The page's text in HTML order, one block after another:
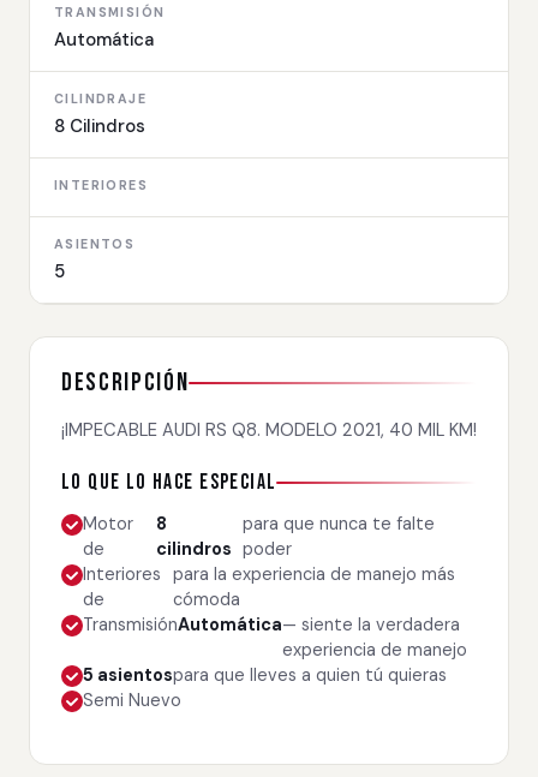
TRANSMISIÓN
Automática
CILINDRAJE
8 Cilindros
INTERIORES
ASIENTOS
5
Descripción
¡IMPECABLE AUDI RS Q8. MODELO 2021, 40 MIL KM!
Lo que lo hace especial
Motor
de
8
cilindros
para que nunca te falte
poder
Interiores
de
para la experiencia de manejo más
cómoda
TransmisiónAutomática— siente la verdadera
experiencia de manejo
5 asientospara que lleves a quien tú quieras
Semi Nuevo